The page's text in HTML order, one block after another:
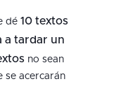
dé 10 textos
a tardar un
no sean
se acercarán